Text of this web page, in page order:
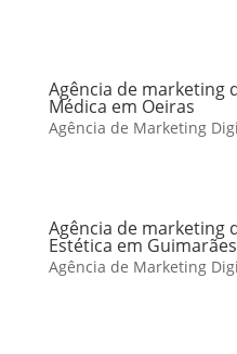
Agência de marketing
Médica em Oeiras
Agência de Marketing
Agência de marketing
Estética em Guimarães
Agência de Marketing